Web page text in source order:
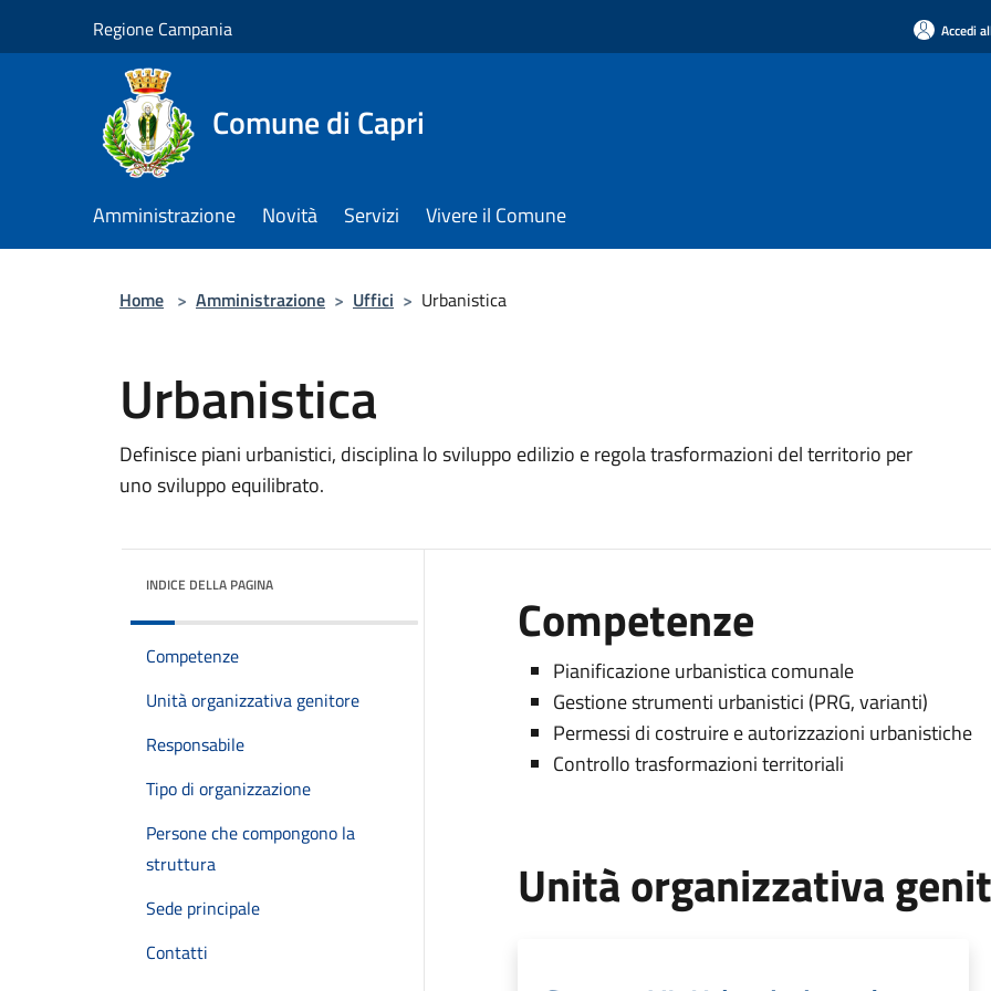
Regione Campania Accedi
Comune di Capri
Amministrazione Novità Servizi Vivere il Comune
Home > Amministrazione > Uffici > Urbanistica
Urbanistica
Definisce piani urbanistici, disciplina lo sviluppo edilizio e regola trasformazioni del territorio per
uno sviluppo equilibrato.
INDICE DELLA PAGINA
Competenze
Unità organizzativa genitore
Responsabile
Tipo di organizzazione
Persone che compongono la
struttura
Sede principale
Contatti
Competenze
Pianificazione urbanistica comunale
Gestione strumenti urbanistici (PRG, varianti)
Permessi di costruire e autorizzazioni urbanistiche
Controllo trasformazioni territoriali
Unità organizzativa